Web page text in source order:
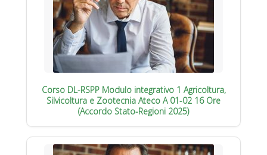
Corso DL-RSPP Modulo integrativo 1 Agricoltura,
Silvicoltura e Zootecnia Ateco A 01-02 16 Ore
(Accordo Stato-Regioni 2025)